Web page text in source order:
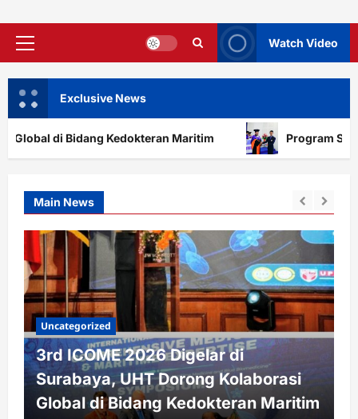
Primary
Watch Video
Exclusive News
Maritim Program Studi Doktor
Main News
Uncategorized
3rd ICOME 2026 Digelar di
Surabaya, UHT Dorong Kolaborasi
Global di Bidang Kedokteran Maritim